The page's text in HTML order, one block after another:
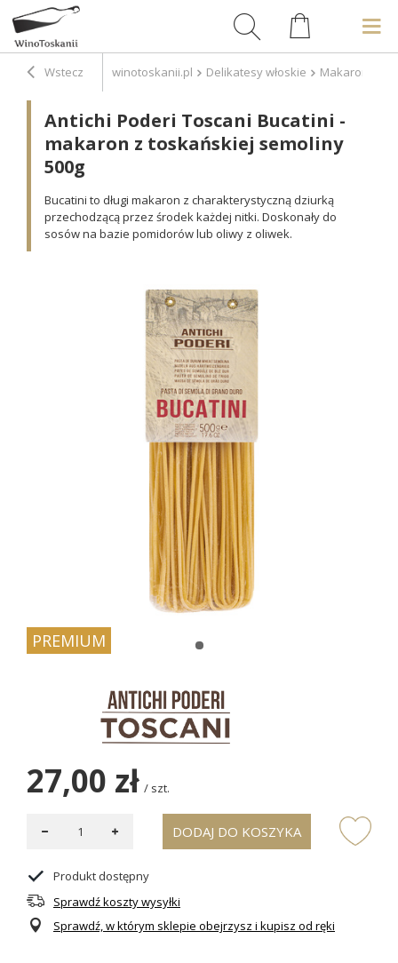
Wstecz winotoskanii.pl Delikatesy włoskie Makarony
Antichi Poderi Toscani Bucatini -
makaron z toskańskiej semoliny
500g
Bucatini to długi makaron z charakterystyczną dziurką
przechodzącą przez środek każdej nitki. Doskonały do
sosów na bazie pomidorów lub oliwy z oliwek.
PREMIUM
27,00 zł / szt.
DODAJ DO KOSZYKA
Produkt dostępny
Sprawdź koszty wysyłki
Sprawdź, w którym sklepie obejrzysz i kupisz od ręki